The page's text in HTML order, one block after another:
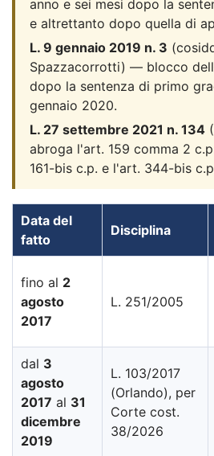
anno e sei mesi dopo la
e altrettanto dopo quella di
L. 9 gennaio 2019 n. 3
Spazzacorrotti) — blocco
dopo la sentenza di primo
gennaio 2020.
L. 27 settembre 2021 n. 134
abroga l'art. 159 comma 2
161-bis c.p. e l'art. 344-bis
Data del
fatto
Disciplina
fino al 2
agosto
2017
L. 251/2005
dal 3
agosto
2017 al 31
dicembre
2019
L. 103/2017
(Orlando), per
Corte cost.
38/2026